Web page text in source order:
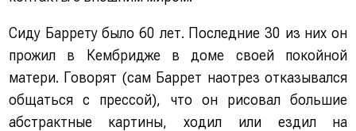
Сиду Баррету было 60 лет. Последние 30 из них он
прожил в Кембридже в доме своей покойной
матери. Говорят (сам Баррет наотрез отказывался
общаться с прессой), что он рисовал большие
абстрактные картины, ходил или ездил на